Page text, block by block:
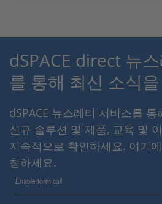
dSPACE direct 뉴
를 통해 최신 소식
dSPACE 뉴스레터 서비스를
신규 솔루션 및 제품, 교육 및
지속적으로 확인하세요. 여기
청하세요.
Enable form call